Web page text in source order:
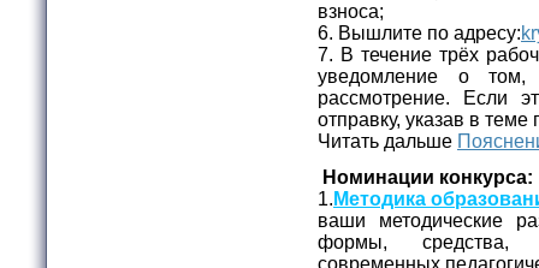
взноса;
6. Вышлите по адресу:
7. В течение трёх
уведомление о
рассмотрение. Если
отправку, указав в
Читать дальше
Номинации конкурса:
1. Методика
ваши методические
формы, средства,
современных